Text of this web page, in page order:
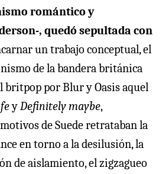
romántico y
, quedó sepultada con
un trabajo conceptual, el
de la bandera británica
britpop por Blur y Oasis aquel
yDefinitely maybe,
de Suede retrataban la
en torno a la desilusión, la
de aislamiento, el zigzagueo